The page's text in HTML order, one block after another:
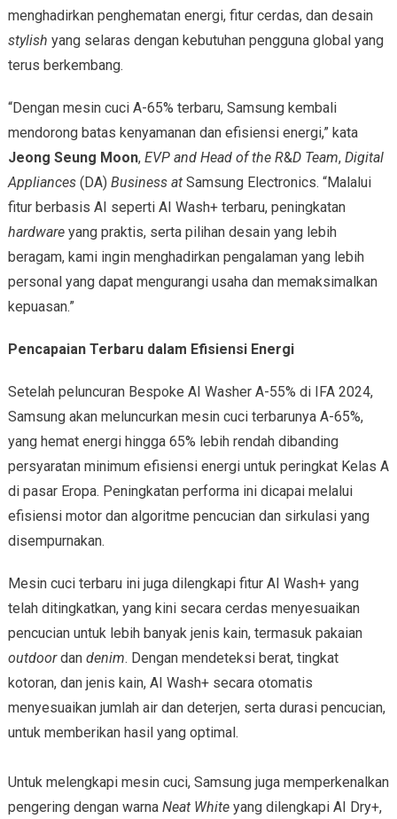
menghadirkan penghematan energi, fitur cerdas, dan desain
stylish yang selaras dengan kebutuhan pengguna global yang
terus berkembang.
“Dengan mesin cuci A-65% terbaru, Samsung kembali
mendorong batas kenyamanan dan efisiensi energi,” kata
Jeong Seung Moon, EVP and Head of the R&D Team, Digital
Appliances(DA) Business atSamsung Electronics. “Malalui
fitur berbasis AI seperti AI Wash+ terbaru, peningkatan
hardwareyang praktis, serta pilihan desain yang lebih
beragam, kami ingin menghadirkan pengalaman yang lebih
personal yang dapat mengurangi usaha dan memaksimalkan
kepuasan.”
Pencapaian Terbaru dalam Efisiensi Energi
Setelah peluncuran Bespoke AI Washer A-55% di IFA 2024,
Samsung akan meluncurkan mesin cuci terbarunya A-65%,
yang hemat energi hingga 65% lebih rendah dibanding
persyaratan minimum efisiensi energi untuk peringkat Kelas A
di pasar Eropa. Peningkatan performa ini dicapai melalui
efisiensi motor dan algoritme pencucian dan sirkulasi yang
disempurnakan.
Mesin cuci terbaru ini juga dilengkapi fitur AI Wash+ yang
telah ditingkatkan, yang kini secara cerdas menyesuaikan
pencucian untuk lebih banyak jenis kain, termasuk pakaian
outdoordan denim. Dengan mendeteksi berat, tingkat
kotoran, dan jenis kain, AI Wash+ secara otomatis
menyesuaikan jumlah air dan deterjen, serta durasi pencucian,
untuk memberikan hasil yang optimal.
Untuk melengkapi mesin cuci, Samsung juga memperkenalkan
pengering dengan warna Neat Whiteyang dilengkapi AI Dry+,